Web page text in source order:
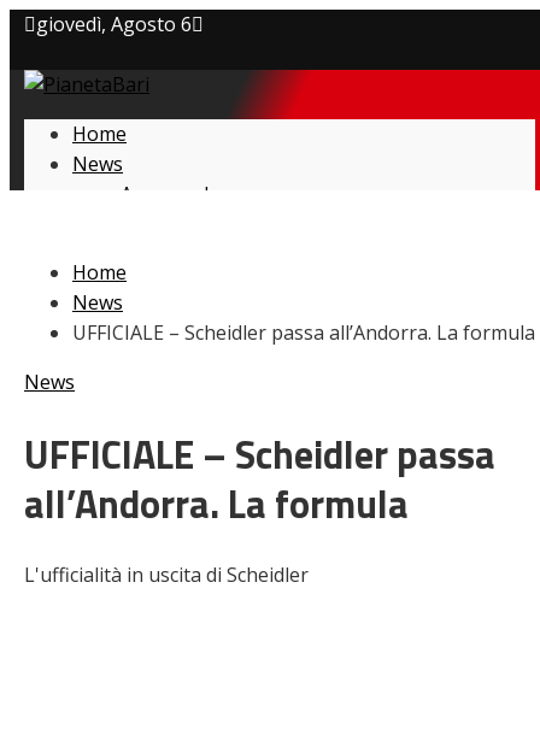
giovedì, Agosto 6
Privacy policy
Cookie Policy
Home
News
Amarcord
Giovanili
Le pagelle
Interviste
Focus
Serie B
Video
Home
News
UFFICIALE – Scheidler passa all’Andorra. La formula
News
UFFICIALE – Scheidler passa
all’Andorra. La formula
L'ufficialità in uscita di Scheidler